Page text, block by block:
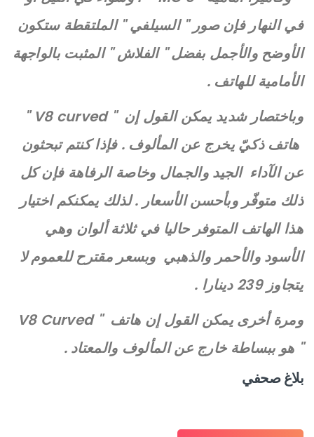
في النهار فإن صور " السيلفي " الملتقطة ستكون
الأوضح والأجمل بفضل " الفلاش " المثبت بالواجهة
الأمامية للهاتف .
وباختصار شديد يمكن القول إن " V8 curved "
هاتف ذكيّ يخرج عن المألوف . فإذا كنتم تبحثون
عن الآداء الجيد والجمال وخاصة الرفاهة فإن كل
ذلك متوفّر وبأحسن الأسعار . لذلك يمكنكم اختيار
هذا الهاتف المتوفر حاليا في ثلاثة ألوان وهي
الأسود والأحمر والذهبي وبسعر مقترح للعموم لا
يتجاوز 239 دينارا .
ومرة أخرى يمكن القول إن هاتف " V8 Curved
" هو ببساطة خارج عن المألوف والمعتاد .
بلاغ صحفي